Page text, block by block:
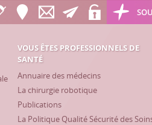
VOUS ÊTES PROFESSIONNELS DE
SANTÉ
Annuaire des médecins
La chirurgie robotique
Publications
La Politique Qualité Sécurité des